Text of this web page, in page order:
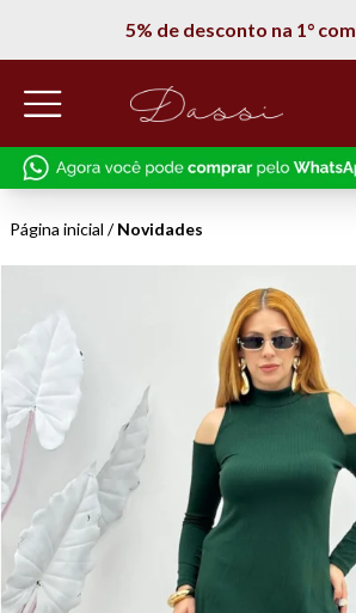
5% de desconto na 1°
Página inicial /Novidades